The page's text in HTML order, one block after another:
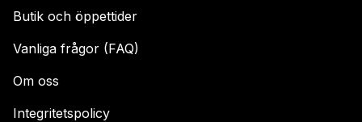
Butik och öppettider
Vanliga frågor (FAQ)
Om oss
Integritetspolicy